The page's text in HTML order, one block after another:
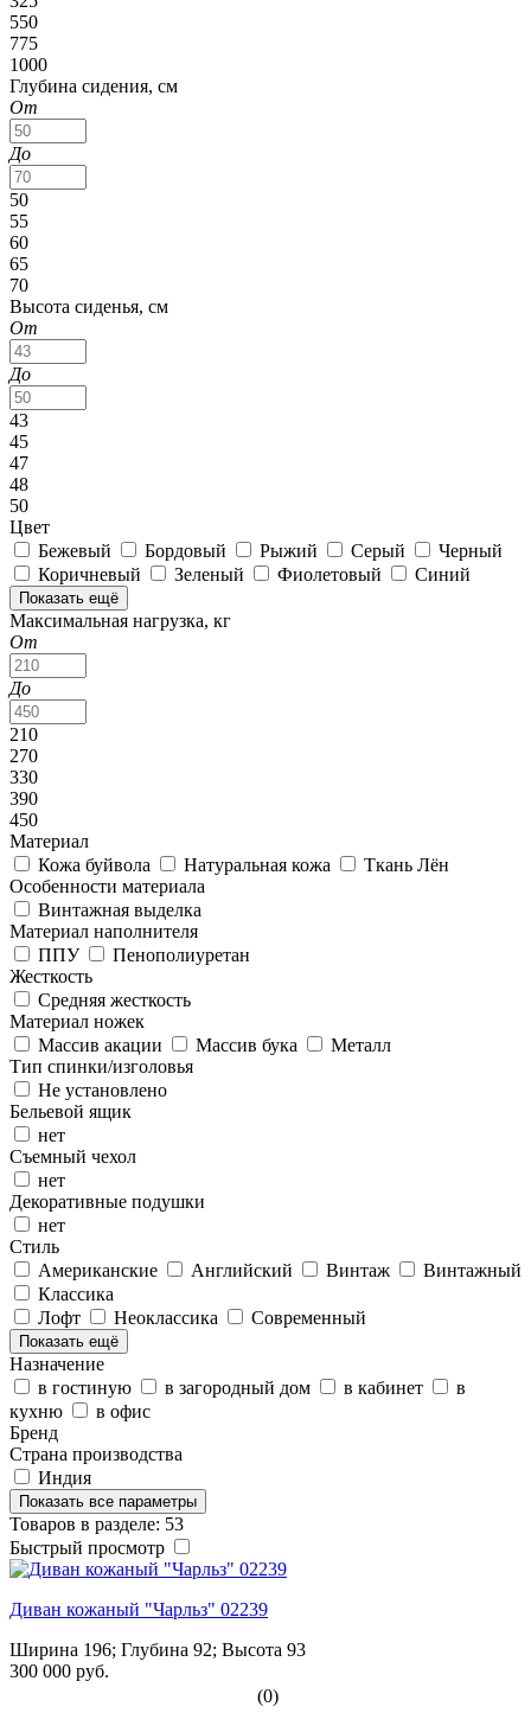
550
775
1000
Глубина сидения, см
От
До
50
55
60
65
70
Высота сиденья, см
От
До
43
45
47
48
50
Цвет
Бежевый
Бордовый Рыжий Серый
Черный
Коричневый
Зеленый Фиолетовый Синий
Показать ещё
Максимальная нагрузка, кг
От
До
210
270
330
390
450
Материал
Кожа буйвола
Натуральная кожа
Ткань Лён
Особенности материала
Винтажная выделка
Материал наполнителя
ППУ
Пенополиуретан
Жесткость
Средняя жесткость
Материал ножек
Массив акации
Массив бука
Металл
Тип спинки/изголовья
Не установлено
Бельевой ящик
нет
Съемный чехол
нет
Декоративные подушки
нет
Стиль
Американские
Английский Винтаж
Винтажный
Классика
Лофт
Неоклассика Современный
Показать ещё
Назначение
в гостиную
в загородный дом в кабинет
в
кухню
в офис
Бренд
Страна производства
Индия
Показать все параметры
Товаров в разделе: 53
Быстрый просмотр
Диван кожаный "Чарльз" 02239
Ширина 196; Глубина 92; Высота 93
300 000 руб.
(0)